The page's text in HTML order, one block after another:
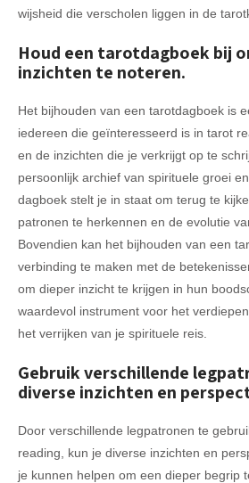
wijsheid die verscholen liggen in de
Houd een tarotdagboek bij
inzichten te noteren.
Het bijhouden van een tarotdagboek is
iedereen die geïnteresseerd is in tarot
en de inzichten die je verkrijgt op te
persoonlijk archief van spirituele groei
dagboek stelt je in staat om terug te
patronen te herkennen en de evolutie
Bovendien kan het bijhouden van een
verbinding te maken met de
om dieper inzicht te krijgen in hun
waardevol instrument voor het
het verrijken van je spirituele reis.
Gebruik verschillende
diverse inzichten en
Door verschillende legpatronen te
reading, kun je diverse inzichten en
je kunnen helpen om een dieper begrip